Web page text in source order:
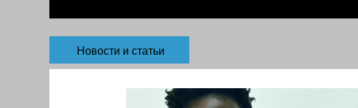
Новости и статьи